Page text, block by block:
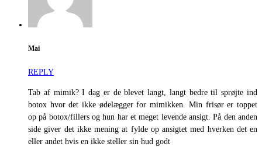
Mai
REPLY
Tab af mimik? I dag er de blevet langt, langt bedre til sprøjte ind
botox hvor det ikke ødelægger for mimikken. Min frisør er toppet
op på botox/fillers og hun har et meget levende ansigt. På den anden
side giver det ikke mening at fylde op ansigtet med hverken det en
eller andet hvis en ikke steller sin hud godt